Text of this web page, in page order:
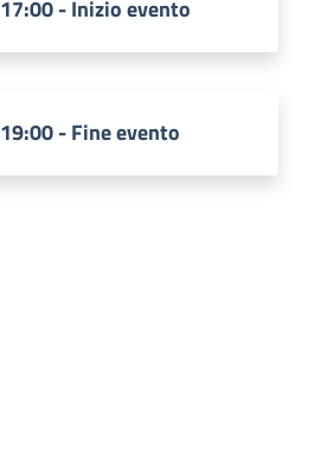
17:00 - Inizio evento
19:00 - Fine evento